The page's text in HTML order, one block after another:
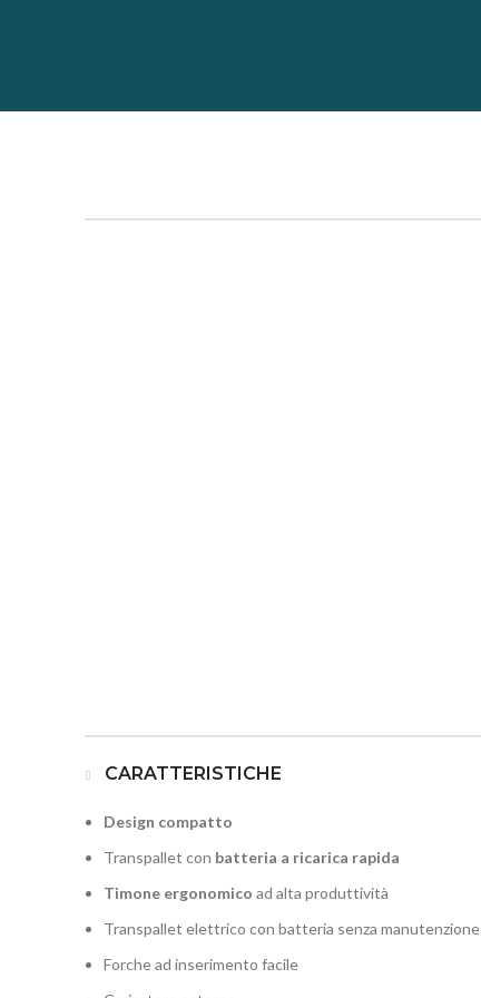
CARATTERISTICHE
Design compatto
Transpallet con batteria a ricarica rapida
Timone ergonomico ad alta produttività
Transpallet elettrico con batteria senza manutenzione
Forche ad inserimento facile